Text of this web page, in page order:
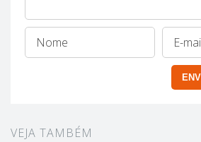
VEJA TAMBÉM